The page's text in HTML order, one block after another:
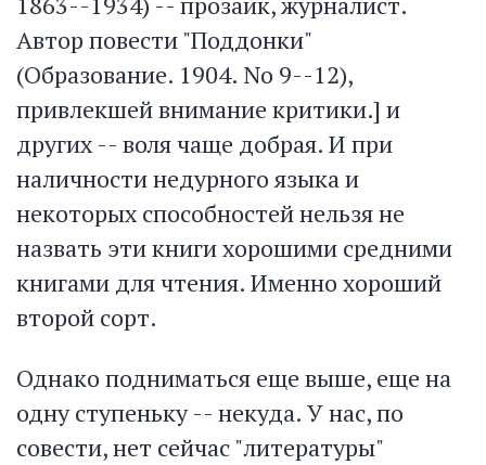
Автор повести "Поддонки"
(Образование. 1904. No 9--12),
привлекшей внимание критики.] и
других -- воля чаще добрая. И при
наличности недурного языка и
некоторых способностей нельзя не
назвать эти книги хорошими средними
книгами для чтения. Именно хороший
второй сорт.
Однако подниматься еще выше, еще на
одну ступеньку -- некуда. У нас, по
совести, нет сейчас "литературы"